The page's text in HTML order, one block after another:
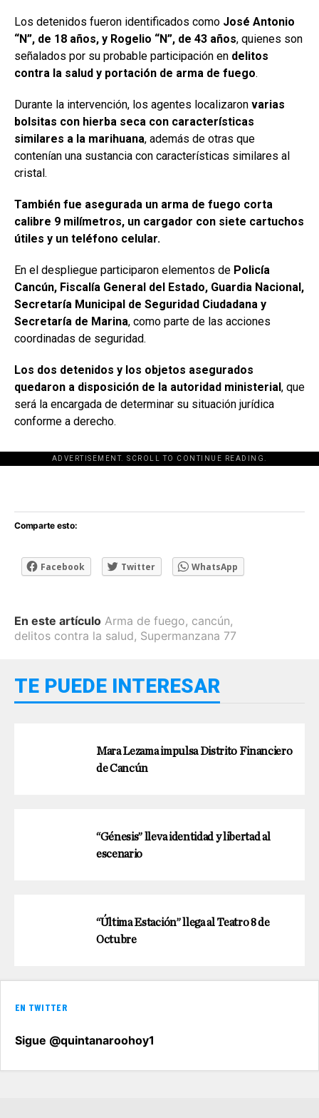
Los detenidos fueron identificados como José Antonio
“N”, de 18 años, y Rogelio “N”, de 43 años, quienes son
señalados por su probable participación en delitos
contra la salud y portación de arma de fuego.
Durante la intervención, los agentes localizaron varias
bolsitas con hierba seca con características
similares a la marihuana, además de otras que
contenían una sustancia con características similares al
cristal.
También fue asegurada un arma de fuego corta
calibre 9 milímetros, un cargador con siete cartuchos
útiles y un teléfono celular.
En el despliegue participaron elementos de Policía
Cancún, Fiscalía General del Estado, Guardia Nacional,
Secretaría Municipal de Seguridad Ciudadana y
Secretaría de Marina, como parte de las acciones
coordinadas de seguridad.
Los dos detenidos y los objetos asegurados
quedaron a disposición de la autoridad ministerial, que
será la encargada de determinar su situación jurídica
conforme a derecho.
ADVERTISEMENT. SCROLL TO CONTINUE READING.
[adsforwp id="243463"]
Comparte esto:
Facebook Twitter WhatsApp
En este artículo Arma de fuego, cancún,
delitos contra la salud, Supermanzana 77
TE PUEDE INTERESAR
Mara Lezama impulsa Distrito Financiero
de Cancún
“Génesis” lleva identidad y libertad al
escenario
“Última Estación” llega al Teatro 8 de
Octubre
EN TWITTER
Sigue @quintanaroohoy1